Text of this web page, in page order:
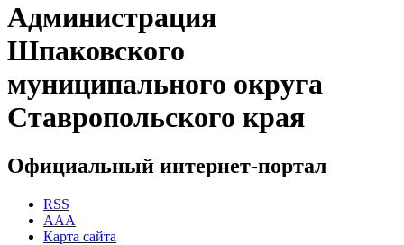
Администрация
Шпаковского
муниципального округа
Ставропольского края
Официальный интернет-портал
RSS
AAA
Карта сайта